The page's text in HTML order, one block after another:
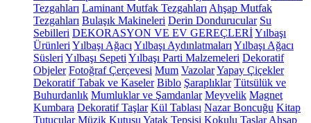
Tezgahları Laminant Mutfak Tezgahları Ahşap Mutfak
Tezgahları Bulaşık Makineleri Derin Dondurucular Su
Sebilleri DEKORASYON VE EV GEREÇLERİYılbaşı
Ürünleri Yılbaşı Ağacı Yılbaşı Aydınlatmaları Yılbaşı Ağacı
Süsleri Yılbaşı Sepeti Yılbaşı Parti Malzemeleri Dekoratif
Objeler Fotoğraf Çerçevesi Mum VazolarYapay Çiçekler
Dekoratif Tabak ve Kaseler Biblo Şaraplıklar Tütsülük ve
Buhurdanlık Mumluklar ve Şamdanlar Meyvelik Magnet
Kumbara Dekoratif Taşlar Kül Tablası Nazar Boncuğu Kitap
Tutucular Müzik Kutusu Yatak Tepsisi Kokulu Taşlar Ahşap